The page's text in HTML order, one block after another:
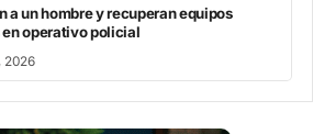
a un hombre y recuperan equipos
en operativo policial
2026